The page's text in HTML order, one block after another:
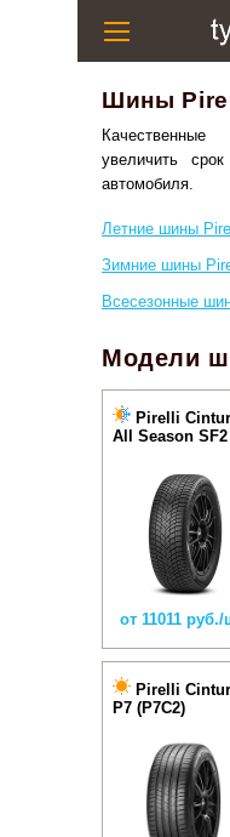
Шины
увеличить
автомобиля.
Летние шины
Зимние шины
Всесезонные
Модели
Pirelli
All Season SF2
от 11011 руб./
Pirelli
P7 (P7C2)